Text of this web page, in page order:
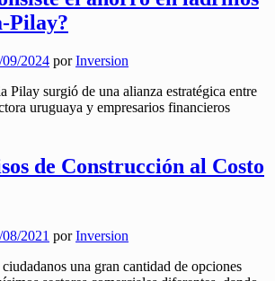
Pilay?
09/2024 porInversion
Pilay surgió de una alianza estratégica entre
uruguaya y empresarios financieros
de Construcción al Costo
2021 porInversion
una gran cantidad de opciones